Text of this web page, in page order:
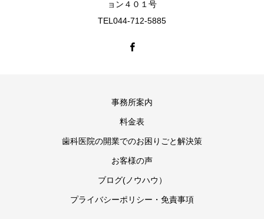
ョン４０１号
TEL044-712-5885
事務所案内
料金表
歯科医院の開業でのお困りごと解決策
お客様の声
ブログ(ノウハウ）
プライバシーポリシー・免責事項